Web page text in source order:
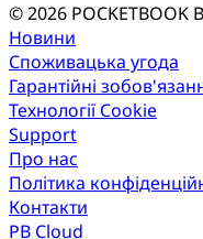
© 2026 POCKETBOOK
Новини
Споживацька угода
Гарантійні
Технології Cookie
Support
Про нас
Політика
Контакти
PB Cloud